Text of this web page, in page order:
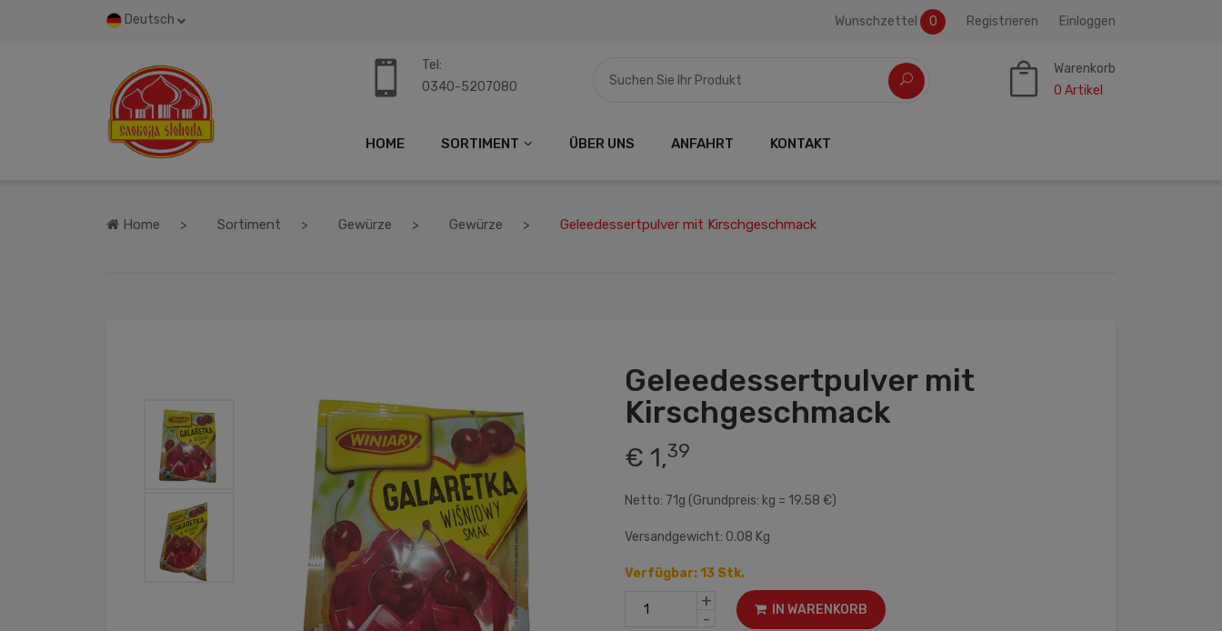
Deutsch Wunschzettel 0 Registrieren Einloggen
Tel:
0340-5207080
Warenkorb
0 Artikel
HOME SORTIMENT ÜBER UNS ANFAHRT KONTAKT
Home Sortiment Gewürze Gewürze Geleedessertpulver mit Kirschgeschmack
Geleedessertpulver mit
Kirschgeschmack
€ 1,39
Netto: 71g (Grundpreis: kg = 19.58 €)
Versandgewicht: 0.08 Kg
Verfügbar: 13 Stk.
+
-
IN WARENKORB